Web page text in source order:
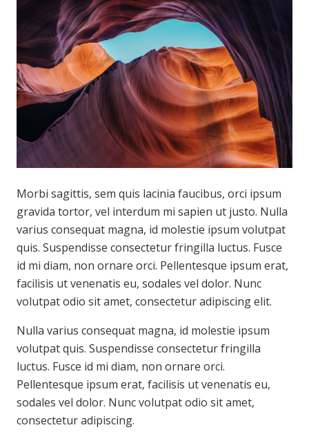
Morbi sagittis, sem quis lacinia faucibus, orci ipsum
gravida tortor, vel interdum mi sapien ut justo. Nulla
varius consequat magna, id molestie ipsum volutpat
quis. Suspendisse consectetur fringilla luctus. Fusce
id mi diam, non ornare orci. Pellentesque ipsum erat,
facilisis ut venenatis eu, sodales vel dolor. Nunc
volutpat odio sit amet, consectetur adipiscing elit.
Nulla varius consequat magna, id molestie ipsum
volutpat quis. Suspendisse consectetur fringilla
luctus. Fusce id mi diam, non ornare orci.
Pellentesque ipsum erat, facilisis ut venenatis eu,
sodales vel dolor. Nunc volutpat odio sit amet,
consectetur adipiscing.